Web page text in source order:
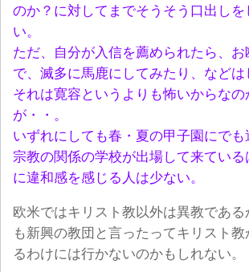
のか？に対してまでそうそう口出しを
い。
ただ、自分が入信を薦められたら、
で、滅多に馬鹿にしてみたり、などは
それは寛容というよりも怖いからなの
が・・。
いずれにしても春・夏の甲子園にで
宗教の関係の学校が出場して来てい
に違和感を感じる人は少ない。
欧米ではキリスト教以外は異教である
も新興の教団と言ったってキリスト
るわけには行かないのかもしれない。